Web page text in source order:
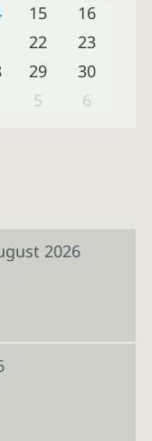
15
16
22
23
29
30
5 6
2026